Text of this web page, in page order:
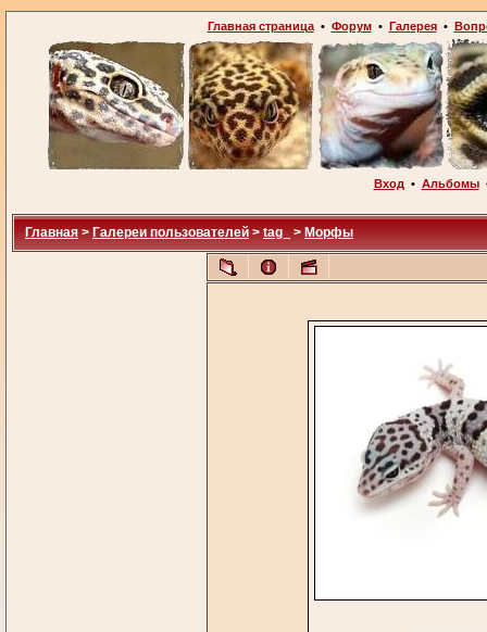
Главная страница• Форум• Галерея•
Вход • Альбомы
Главная > Галереи пользователей > tag_ > Морфы